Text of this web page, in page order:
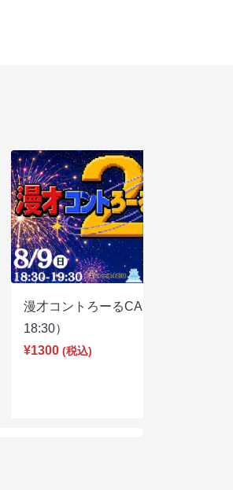
漫才コントろーるCAKE2（8/9
18:30）
¥1300 (税込)